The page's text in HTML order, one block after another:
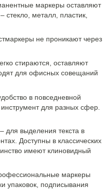
маркеры оставляют
стекло, металл, пластик,
не проникают через
стираются, оставляют
для офисных совещаний
в повседневной
для разных сфер.
для выделения текста в
Доступны в классических
имеют клиновидный
маркеры
упаковок, подписывания